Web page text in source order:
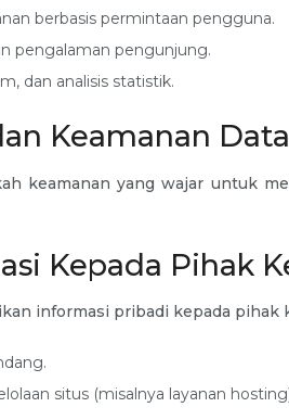
berbasis permintaan pengguna.
pengalaman pengunjung.
dan analisis statistik.
Keamanan Data
keamanan yang wajar untuk
Kepada Pihak
informasi pribadi kepada pihak
situs (misalnya layanan